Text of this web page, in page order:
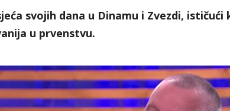
svojih dana u Dinamu i Zvezdi, ističući
u prvenstvu.